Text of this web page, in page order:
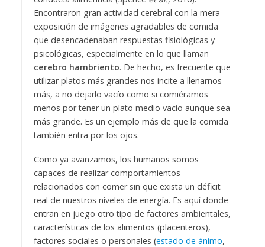
Encontraron gran actividad cerebral con la mera
exposición de imágenes agradables de comida
que desencadenaban respuestas fisiológicas y
psicológicas, especialmente en lo que llaman
cerebro hambriento. De hecho, es frecuente que
utilizar platos más grandes nos incite a llenarnos
más, a no dejarlo vacío como si comiéramos
menos por tener un plato medio vacio aunque sea
más grande. Es un ejemplo más de que la comida
también entra por los ojos.
Como ya avanzamos, los humanos somos
capaces de realizar comportamientos
relacionados con comer sin que exista un déficit
real de nuestros niveles de energía. Es aquí donde
entran en juego otro tipo de factores ambientales,
características de los alimentos (placenteros),
factores sociales o personales (estado de ánimo,